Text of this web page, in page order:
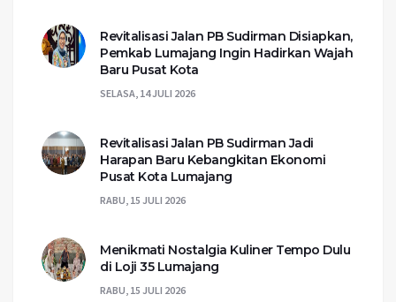
Revitalisasi Jalan PB Sudirman Disiapkan,
Pemkab Lumajang Ingin Hadirkan Wajah
Baru Pusat Kota
SELASA, 14 JULI 2026
Revitalisasi Jalan PB Sudirman Jadi
Harapan Baru Kebangkitan Ekonomi
Pusat Kota Lumajang
RABU, 15 JULI 2026
Menikmati Nostalgia Kuliner Tempo Dulu
di Loji 35 Lumajang
RABU, 15 JULI 2026